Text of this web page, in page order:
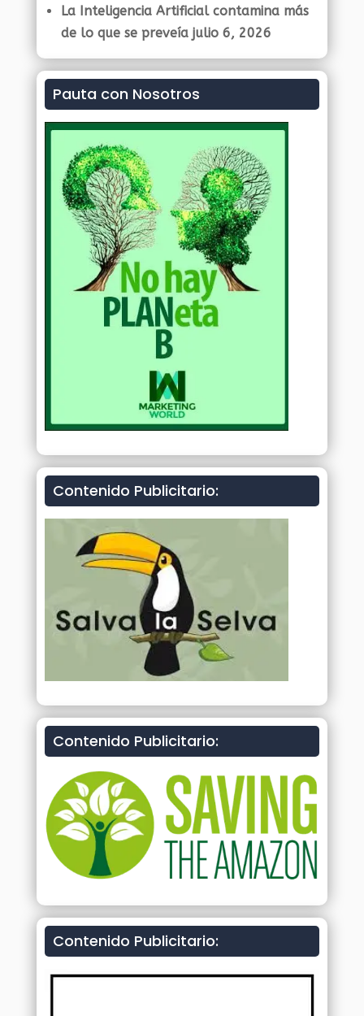
La Inteligencia Artificial contamina más
de lo que se preveía julio 6, 2026
Pauta con Nosotros
Contenido Publicitario:
Contenido Publicitario:
Contenido Publicitario: